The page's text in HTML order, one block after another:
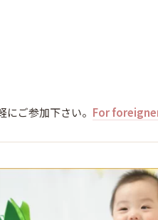
ご参加下さい。 For